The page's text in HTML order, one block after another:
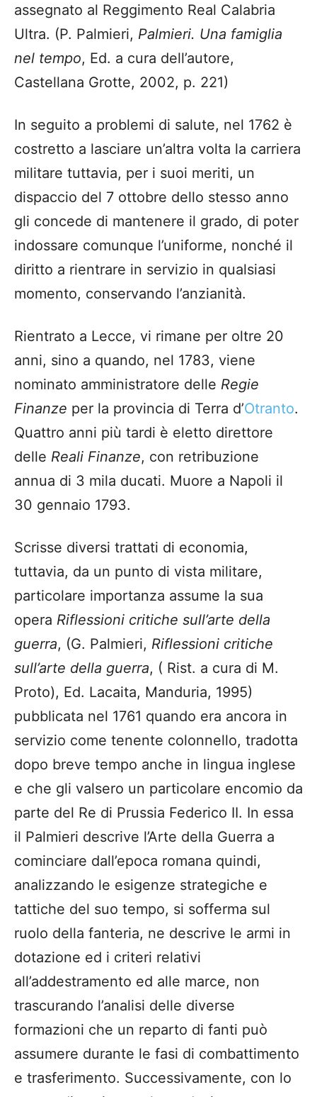
assegnato al Reggimento Real Calabria
Ultra. (P. Palmieri, Palmieri. Una famiglia
nel tempo, Ed. a cura dell’autore,
Castellana Grotte, 2002, p. 221)
In seguito a problemi di salute, nel 1762 è
costretto a lasciare un’altra volta la carriera
militare tuttavia, per i suoi meriti, un
dispaccio del 7 ottobre dello stesso anno
gli concede di mantenere il grado, di poter
indossare comunque l’uniforme, nonché il
diritto a rientrare in servizio in qualsiasi
momento, conservando l’anzianità.
Rientrato a Lecce, vi rimane per oltre 20
anni, sino a quando, nel 1783, viene
nominato amministratore delle Regie
Finanze per la provincia di Terra d’Otranto.
Quattro anni più tardi è eletto direttore
delle Reali Finanze, con retribuzione
annua di 3 mila ducati. Muore a Napoli il
30 gennaio 1793.
Scrisse diversi trattati di economia,
tuttavia, da un punto di vista militare,
particolare importanza assume la sua
opera Riflessioni critiche sull’arte della
guerra, (G. Palmieri, Riflessioni critiche
sull’arte della guerra, ( Rist. a cura di M.
Proto), Ed. Lacaita, Manduria, 1995)
pubblicata nel 1761 quando era ancora in
servizio come tenente colonnello, tradotta
dopo breve tempo anche in lingua inglese
e che gli valsero un particolare encomio da
parte del Re di Prussia Federico II. In essa
il Palmieri descrive l’Arte della Guerra a
cominciare dall’epoca romana quindi,
analizzando le esigenze strategiche e
tattiche del suo tempo, si sofferma sul
ruolo della fanteria, ne descrive le armi in
dotazione ed i criteri relativi
all’addestramento ed alle marce, non
trascurando l’analisi delle diverse
formazioni che un reparto di fanti può
assumere durante le fasi di combattimento
e trasferimento. Successivamente, con lo